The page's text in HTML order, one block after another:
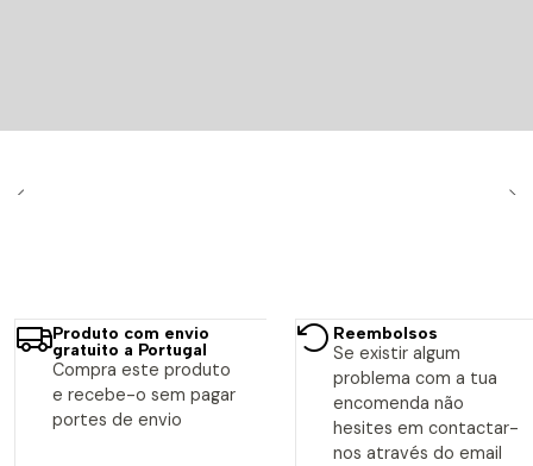
Produto com envio
gratuito a Portugal
Compra este produto
e recebe-o sem pagar
portes de envio
Reembolsos
Se existir algum
problema com a tua
encomenda não
hesites em contactar-
nos através do email